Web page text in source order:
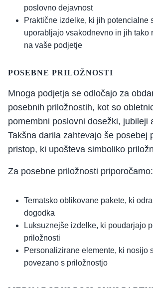
poslovno dejavnost
Praktične izdelke, ki jih potencialne
uporabljajo vsakodnevno in jih tako
na vaše podjetje
POSEBNE PRILOŽNOSTI
Mnoga podjetja se odločajo za
posebnih priložnostih, kot so
pomembni poslovni dosežki, jubileji
Takšna darila zahtevajo še posebej
pristop, ki upošteva simboliko
Za posebne priložnosti priporočamo:
Tematsko oblikovane pakete, ki
dogodka
Luksuznejše izdelke, ki poudarjajo
priložnosti
Personalizirane elemente, ki nosijo
povezano s priložnostjo